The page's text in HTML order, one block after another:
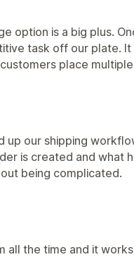
option is a big plus.
task off our plate. It
place
up our shipping
is created and what
being complicated.
all the time and it